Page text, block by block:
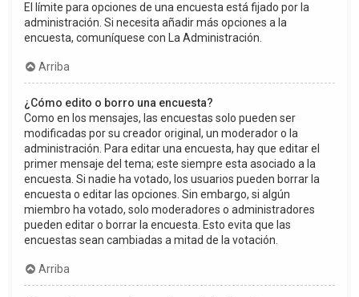
El límite para opciones de una encuesta está fijado por la
administración. Si necesita añadir más opciones a la
encuesta, comuníquese con La Administración.
Arriba
¿Cómo edito o borro una encuesta?
Como en los mensajes, las encuestas solo pueden ser
modificadas por su creador original, un moderador o la
administración. Para editar una encuesta, hay que editar el
primer mensaje del tema; este siempre esta asociado a la
encuesta. Si nadie ha votado, los usuarios pueden borrar la
encuesta o editar las opciones. Sin embargo, si algún
miembro ha votado, solo moderadores o administradores
pueden editar o borrar la encuesta. Esto evita que las
encuestas sean cambiadas a mitad de la votación.
Arriba